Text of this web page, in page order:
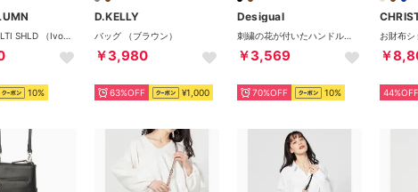
10%
D.KELLY
バッグ （ブラウン）
￥3,980
63%OFF ¥1,000
Desigual
￥3,569
70%OFF 10%
￥
44%OFF